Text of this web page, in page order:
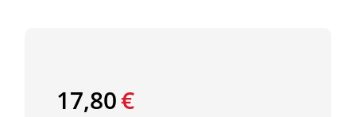
17,80€